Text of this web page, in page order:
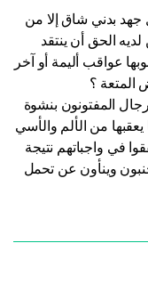
بدني شاق إلا من
الحق أن ينتقد
عواقب أليمة أو آخر
المتعة ؟
المفتونون بنشوة
من الألم والأسي
في واجباتهم نتيجة
وينأون عن تحمل